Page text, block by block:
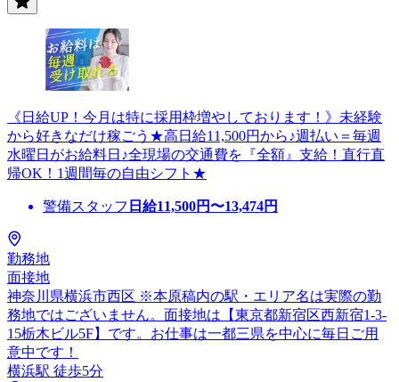
《日給UP！今月は特に採用枠増やしております！》未経験
から好きなだけ稼ごう★高日給11,500円から♪週払い＝毎週
水曜日がお給料日♪全現場の交通費を『全額』支給！直行直
帰OK！1週間毎の自由シフト★
警備スタッフ 日給11,500円〜13,474円
勤務地
面接地
神奈川県横浜市西区 ※本原稿内の駅・エリア名は実際の勤
務地ではございません。面接地は【東京都新宿区西新宿1-3-
15栃木ビル5F】です。お仕事は一都三県を中心に毎日ご用
意中です！
横浜駅 徒歩5分